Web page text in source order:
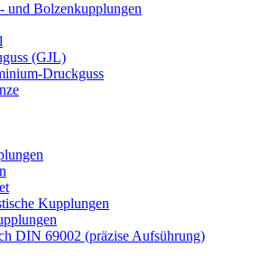
und Bolzenkupplungen
(GJL)
Druckguss
Kupplungen
DIN 69002 (präzise Aufsührung)